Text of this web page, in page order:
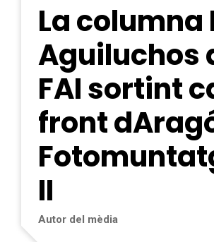
La columna
Aguiluchos
FAI sortint
front
II
Autor del mèdia